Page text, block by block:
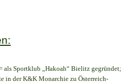
als Sportklub „Hakoah“ Bielitz gegründet;
in der K&K Monarchie zu Österreich-